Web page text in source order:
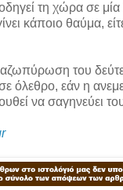
τη χώρα σε
κάποιο θαύμα,
του
όλεθρο, εάν η
να σαγηνεύει